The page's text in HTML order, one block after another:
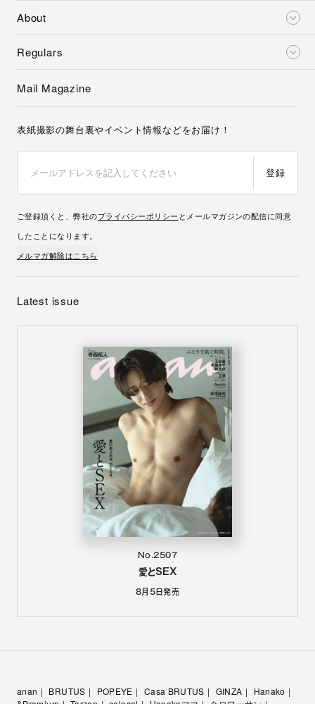
About
Regulars
Mail Magazine
表紙撮影の舞台裏やイベント情報などをお届け！
登録
ご登録頂くと、弊社のプライバシーポリシー とメールマガジンの配信に同意
したことになります。
メルマガ解除はこちら
Latest issue
No.2507
愛とSEX
8月5日発売
anan BRUTUS POPEYE Casa BRUTUS GINZA
Hanako